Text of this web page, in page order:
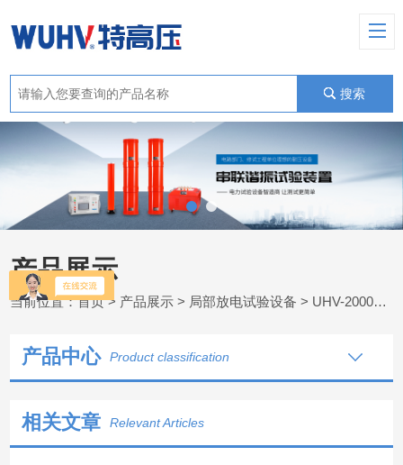
搜索
产品展示
当前位置：首页> 产品展示 > 局部放电试验设备 > UHV-2000C局部放电检测
产品中心 Product classification
相关文章 Relevant Articles